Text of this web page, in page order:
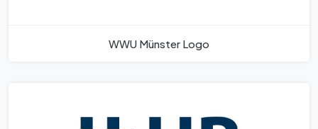
WWU Münster Logo